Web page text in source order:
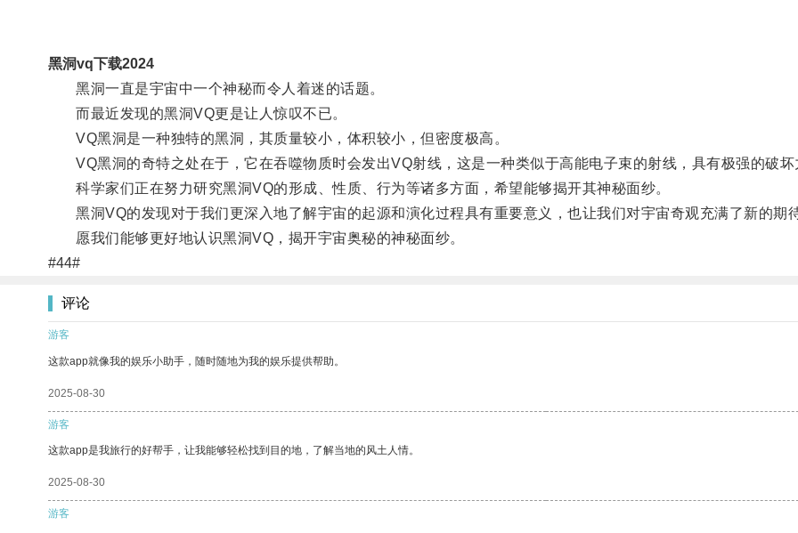
黑洞vq下载2024
黑洞一直是宇宙中一个神秘而令人着迷的话题。
而最近发现的黑洞VQ更是让人惊叹不已。
VQ黑洞是一种独特的黑洞，其质量较小，体积较小，但密度极高。
VQ黑洞的奇特之处在于，它在吞噬物质时会发出VQ射线，这是一种类似于高能电子束的射线，具有极强的破坏
科学家们正在努力研究黑洞VQ的形成、性质、行为等诸多方面，希望能够揭开其神秘面纱。
黑洞VQ的发现对于我们更深入地了解宇宙的起源和演化过程具有重要意义，也让我们对宇宙奇观充满了新的期待
愿我们能够更好地认识黑洞VQ，揭开宇宙奥秘的神秘面纱。
#44#
评论
游客
这款app就像我的娱乐小助手，随时随地为我的娱乐提供帮助。
2025-08-30
游客
这款app是我旅行的好帮手，让我能够轻松找到目的地，了解当地的风土人情。
2025-08-30
游客